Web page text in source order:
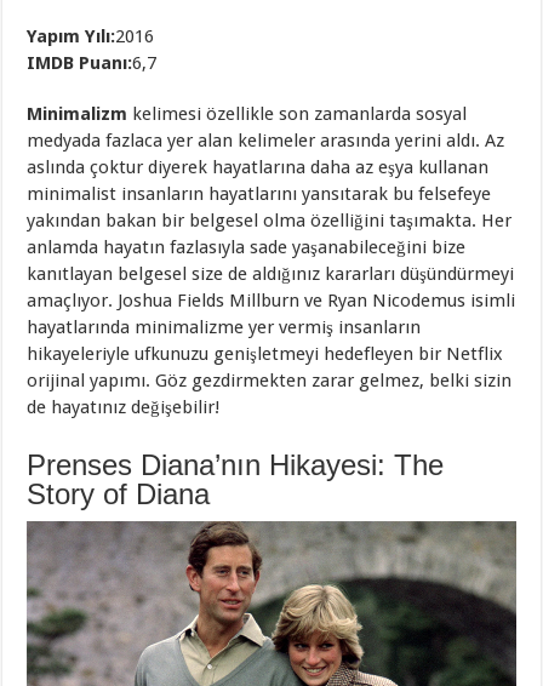
Yapım Yılı:2016
IMDB Puanı:6,7
Minimalizm kelimesi özellikle son zamanlarda sosyal
medyada fazlaca yer alan kelimeler arasında yerini aldı. Az
aslında çoktur diyerek hayatlarına daha az eşya kullanan
minimalist insanların hayatlarını yansıtarak bu felsefeye
yakından bakan bir belgesel olma özelliğini taşımakta. Her
anlamda hayatın fazlasıyla sade yaşanabileceğini bize
kanıtlayan belgesel size de aldığınız kararları düşündürmeyi
amaçlıyor. Joshua Fields Millburn ve Ryan Nicodemus isimli
hayatlarında minimalizme yer vermiş insanların
hikayeleriyle ufkunuzu genişletmeyi hedefleyen bir Netflix
orijinal yapımı. Göz gezdirmekten zarar gelmez, belki sizin
de hayatınız değişebilir!
Prenses Diana’nın Hikayesi: The
Story of Diana